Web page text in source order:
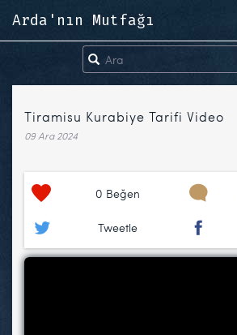
Arda'nın Mutfağı
Tiramisu Kurabiye Tarifi Video
09 Ara 2024
0 Beğen
Tweetle